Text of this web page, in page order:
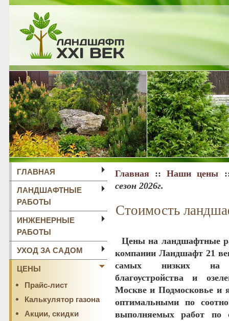
ГЛАВНАЯ
ЛАНДШАФТНЫЕ
РАБОТЫ
ИНЖЕНЕРНЫЕ
РАБОТЫ
УХОД ЗА САДОМ
ЦЕНЫ
Прайс-лист
Калькулятор газона
Акции, скидки
Главная::Наши цены
сезон 2026г.
Стоимость
Цены на ландшафтные
компании Ландшафт 21
самых низких на
благоустройства и
Москве и Подмосковье и
оптимальными по
выполняемых работ по